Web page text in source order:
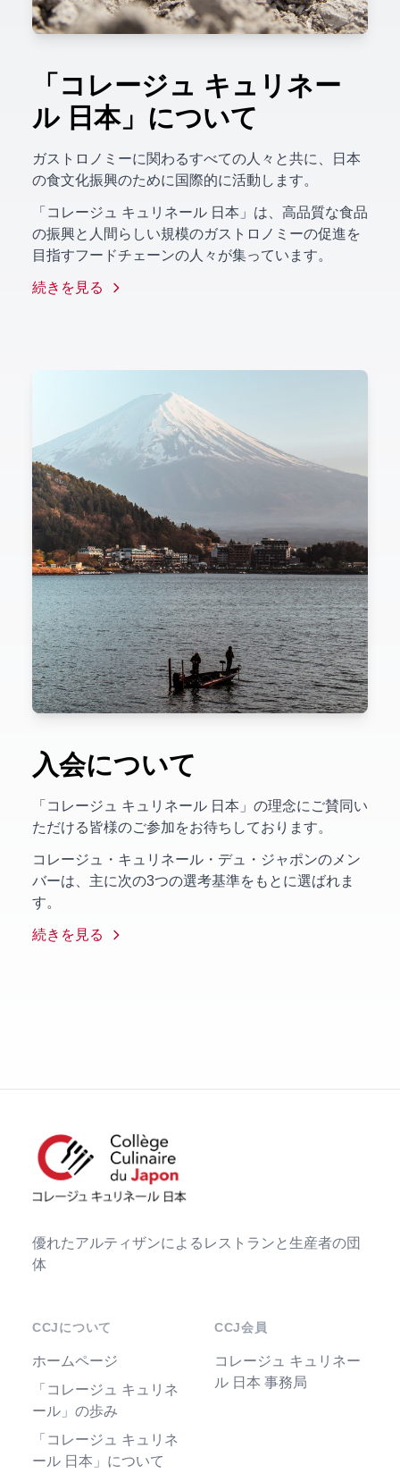
「コレージュ キュリネー
ル 日本」について
ガストロノミーに関わるすべての人々と共に、日本
の食文化振興のために国際的に活動します。
「コレージュ キュリネール 日本」は、高品質な食品
の振興と人間らしい規模のガストロノミーの促進を
目指すフードチェーンの人々が集っています。
続きを見る
入会について
「コレージュ キュリネール 日本」の理念にご賛同い
ただける皆様のご参加をお待ちしております。
コレージュ・キュリネール・デュ・ジャポンのメン
バーは、主に次の3つの選考基準をもとに選ばれま
す。
続きを見る
優れたアルティザンによるレストランと生産者の団
体
CCJについて
ホームページ
「コレージュ キュリネ
ール」の歩み
「コレージュ キュリネ
ール 日本」について
CCJ会員
コレージュ キュリネー
ル 日本 事務局